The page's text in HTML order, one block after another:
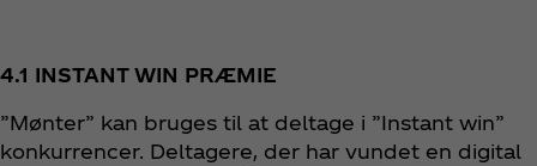
4.1 INSTANT WIN PRÆMIE
”Mønter” kan bruges til at deltage i ”Instant win”
konkurrencer. Deltagere, der har vundet en digital